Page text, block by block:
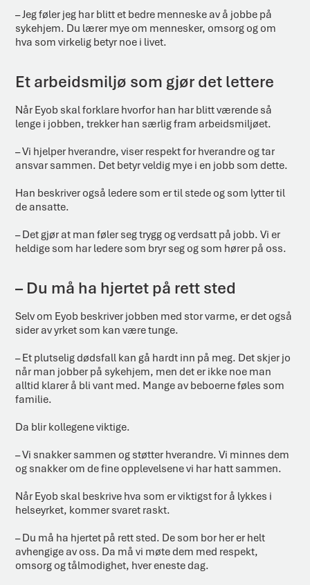
– Jeg føler jeg har blitt et bedre menneske av å jobbe på
sykehjem. Du lærer mye om mennesker, omsorg og om
hva som virkelig betyr noe i livet.
Et arbeidsmiljø som gjør det lettere
Når Eyob skal forklare hvorfor han har blitt værende så
lenge i jobben, trekker han særlig fram arbeidsmiljøet.
– Vi hjelper hverandre, viser respekt for hverandre og tar
ansvar sammen. Det betyr veldig mye i en jobb som dette.
Han beskriver også ledere som er til stede og som lytter til
de ansatte.
– Det gjør at man føler seg trygg og verdsatt på jobb. Vi er
heldige som har ledere som bryr seg og som hører på oss.
– Du må ha hjertet på rett sted
Selv om Eyob beskriver jobben med stor varme, er det også
sider av yrket som kan være tunge.
– Et plutselig dødsfall kan gå hardt inn på meg. Det skjer jo
når man jobber på sykehjem, men det er ikke noe man
alltid klarer å bli vant med. Mange av beboerne føles som
familie.
Da blir kollegene viktige.
– Vi snakker sammen og støtter hverandre. Vi minnes dem
og snakker om de fine opplevelsene vi har hatt sammen.
Når Eyob skal beskrive hva som er viktigst for å lykkes i
helseyrket, kommer svaret raskt.
– Du må ha hjertet på rett sted. De som bor her er helt
avhengige av oss. Da må vi møte dem med respekt,
omsorg og tålmodighet, hver eneste dag.